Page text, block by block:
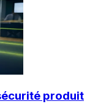
produit